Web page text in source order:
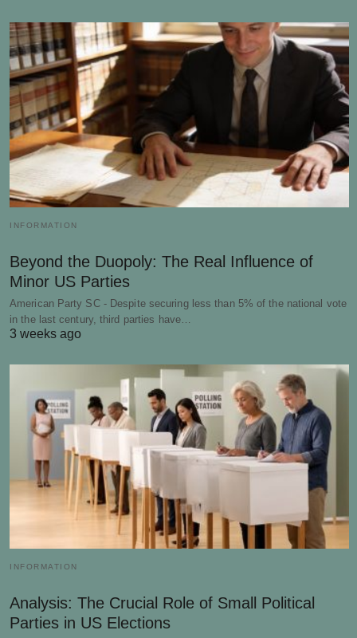
INFORMATION
Beyond the Duopoly: The Real Influence of
Minor US Parties
American Party SC - Despite securing less than 5% of the national vote
in the last century, third parties have…
3 weeks ago
INFORMATION
Analysis: The Crucial Role of Small Political
Parties in US Elections